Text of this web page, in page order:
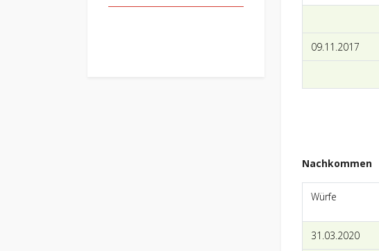
09.11.2017
Nachkommen
Würfe
31.03.2020